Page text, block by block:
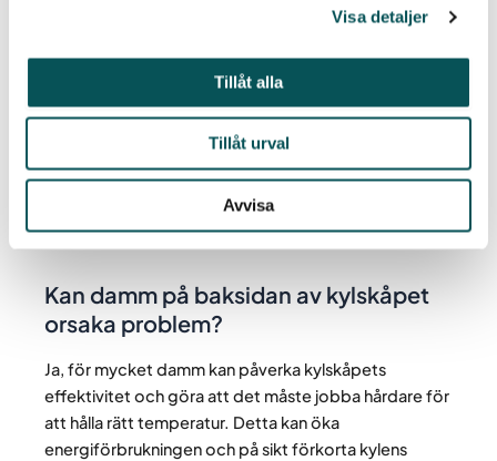
Visa detaljer
Tillåt alla
Tillåt urval
Avvisa
Varför luktar det illa bakom kylskåpet?
gammal mat, spill eller att damm och smuts samlats
under lång tid. Genom att regelbundet rengöra
bakom kylskåpet minskar du risken för dålig lukt.
Tips:Så här får du bort dålig lukt i kylskåpet!
Kan damm på baksidan av kylskåpet
orsaka problem?
Ja, för mycket damm kan påverka kylskåpets
effektivitet och göra att det måste jobba hårdare för
att hålla rätt temperatur. Detta kan öka
energiförbrukningen och på sikt förkorta kylens